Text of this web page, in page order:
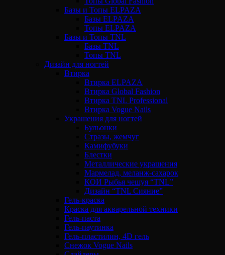
Базы и Топы ELPAZA
Базы ELPAZA
Топы ELPAZA
Базы и Топы TNL
Базы TNL
Топы TNL
Дизайн для ногтей
Втирка
Втирка ELPAZA
Втирка Global Fashion
Втирка TNL Professional
Втирка Vogue Nails
Украшения для ногтей
Бульонки
Стразы, жемчуг
Камифубуки
Блестки
Металлические украшения
Мармелад, меланж-сахарок
КОИ Рыбья чешуя “TNL”
Дизайн “TNL Сияние”
Гель-краска
Краска для акварельной техники
Гель-паста
Гель-паутинка
Гель-пластилин, 4D гель
Снежок Vogue Nails